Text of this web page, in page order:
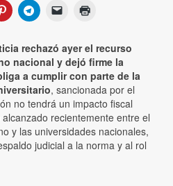
rechazó ayer el recurso
nacional y dejó firme la
a cumplir con parte de la
, sancionada por el
no tendrá un impacto fiscal
recientemente entre el
y las universidades nacionales,
judicial a la norma y al rol